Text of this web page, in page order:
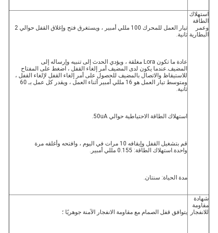
استهلاك
البطارية
تيار العمل للمحرك 100 مللي أمبير ، ويستغرق فتح وإغلاق القفل حوالي 2
ثانية.
عادة ما تكون Lora مغلقة ، ويؤدي الحدث إلى تنبيه وإرساله إلى
ومتوسط ​​تيار العمل هو 16 مللي أمبير أثناء العمل ، ويقدر كل عمل بـ 60
ثانية.
استهلاك الطاقة الاحتياطية حوالي 50uA.
قم بتشغيل القفل وإيقافه 10 مرات في اليوم ، وافتحه وأغلقه مرة
واحدة.استهلاك الطاقة: 0.155 مللي أمبير.
مدة الحياة: سنتان.
شهادة
للانفجار
يتوافق قفل الصمام مع مقاومة الانفجار الآمنة جوهريًا ؛